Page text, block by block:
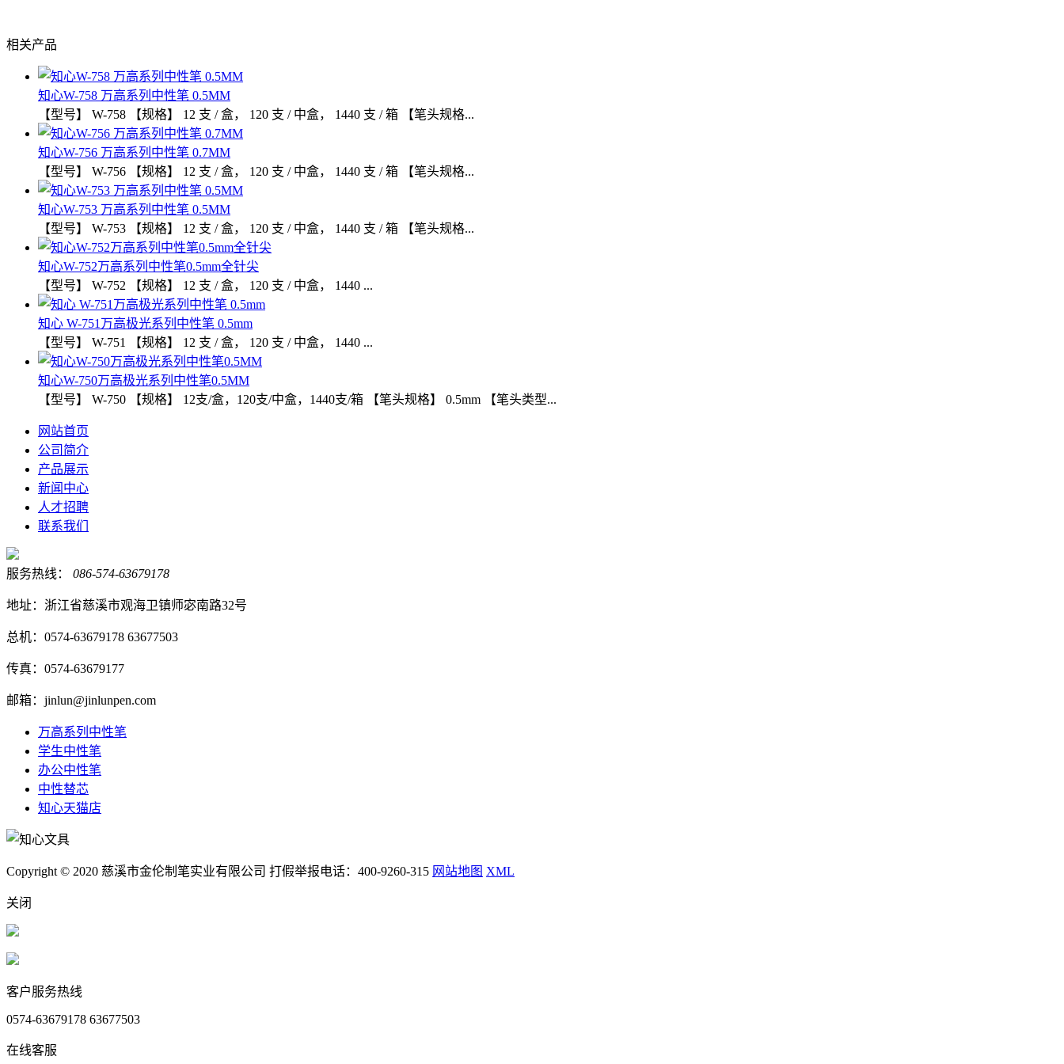
相关产品
知心W-758 万高系列中性笔 0.5MM
【型号】 W-758 【规格】 12 支 / 盒， 120 支 / 中盒， 1440 支 / 箱 【笔头规格...
知心W-756 万高系列中性笔 0.7MM
【型号】 W-756 【规格】 12 支 / 盒， 120 支 / 中盒， 1440 支 / 箱 【笔头规格...
知心W-753 万高系列中性笔 0.5MM
【型号】 W-753 【规格】 12 支 / 盒， 120 支 / 中盒， 1440 支 / 箱 【笔头规格...
知心W-752万高系列中性笔0.5mm全针尖
【型号】 W-752 【规格】 12 支 / 盒， 120 支 / 中盒， 1440 ...
知心 W-751万高极光系列中性笔 0.5mm
【型号】 W-751 【规格】 12 支 / 盒， 120 支 / 中盒， 1440 ...
知心W-750万高极光系列中性笔0.5MM
【型号】 W-750 【规格】 12支/盒，120支/中盒，1440支/箱 【笔头规格】 0.5mm 【笔头类型...
网站首页
公司简介
产品展示
新闻中心
人才招聘
联系我们
服务热线： 086-574-63679178
地址：浙江省慈溪市观海卫镇师宓南路32号
总机：0574-63679178 63677503
传真：0574-63679177
邮箱：jinlun@jinlunpen.com
万高系列中性笔
学生中性笔
办公中性笔
中性替芯
知心天猫店
Copyright © 2020 慈溪市金伦制笔实业有限公司 打假举报电话：400-9260-315 网站地图 XML
关闭
客户服务热线
0574-63679178 63677503
在线客服